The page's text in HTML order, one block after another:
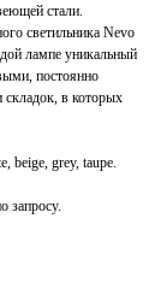
стали.
светильника Nevo
лампе уникальный
постоянно
в которых
beige, grey, taupe.
запросу.